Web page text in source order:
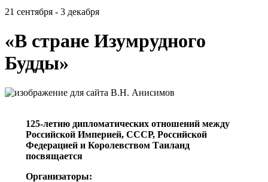
21 сентября - 3 декабря
«В стране Изумрудного
Будды»
125-летию дипломатических отношений между
Российской Империей, СССР, Российской
Федерацией и Королевством Таиланд
посвящается
Организаторы: